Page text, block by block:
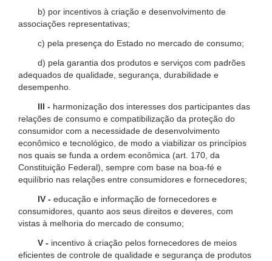
b) por incentivos à criação e desenvolvimento de
associações representativas;
c) pela presença do Estado no mercado de consumo;
d) pela garantia dos produtos e serviços com padrões
adequados de qualidade, segurança, durabilidade e
desempenho.
III - harmonização dos interesses dos participantes das
relações de consumo e compatibilização da proteção do
consumidor com a necessidade de desenvolvimento
econômico e tecnológico, de modo a viabilizar os princípios
nos quais se funda a ordem econômica (art. 170, da
Constituição Federal), sempre com base na boa-fé e
equilíbrio nas relações entre consumidores e fornecedores;
IV - educação e informação de fornecedores e
consumidores, quanto aos seus direitos e deveres, com
vistas à melhoria do mercado de consumo;
V - incentivo à criação pelos fornecedores de meios
eficientes de controle de qualidade e segurança de produtos